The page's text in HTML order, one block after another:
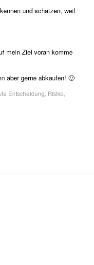
und schätzen, weil
mein Ziel voran komme
aber gerne abkaufen! 🙂
Entscheidung Risiko